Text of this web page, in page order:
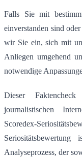
Falls Sie mit
einverstanden sind
wir Sie ein, sich mit
Anliegen umgehend
notwendige
Dieser
journalistischen
Scoredex-
Analyseprozess, der